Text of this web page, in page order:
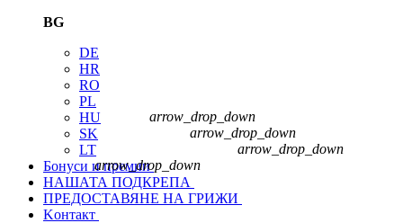
BG
DE
HR
RO
PL
HU
SK
LT
Бонуси и премии
arrow_drop_down
НАШАТА ПОДКРЕПА
arrow_drop_down
ПРЕДОСТАВЯНЕ НА ГРИЖИ
arrow_drop_down
Kонтакт
arrow_drop_down